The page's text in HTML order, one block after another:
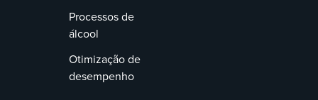
Processos de
álcool
Otimização de
desempenho